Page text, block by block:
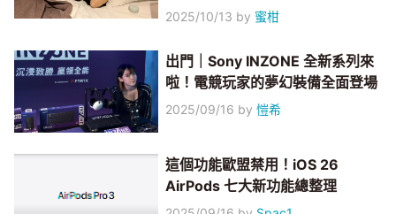
2025/10/13 by 蜜柑
出門｜Sony INZONE 全新系列來
啦！電競玩家的夢幻裝備全面登場
2025/09/16 by愷希
這個功能歐盟禁用！iOS 26
AirPods 七大新功能總整理